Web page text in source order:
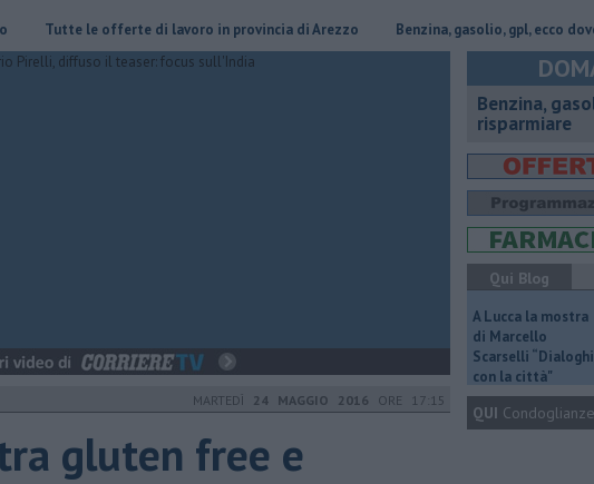
le offerte di lavoro in provincia di Arezzo ​Benzina, gasolio, gpl, ecco dove
MARTEDÌ 24 MAGGIO 2016 ORE 17:15
gluten free e
​Benzina,
risparmiare
Qui Blog
A Lucca la mostra
di Marcello
Scarselli “Dialoghi
con la città"
QUI Condoglianze